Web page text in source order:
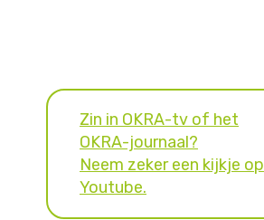
Zin in OKRA-tv of het
OKRA-journaal?
Neem zeker een kijkje op
Youtube.